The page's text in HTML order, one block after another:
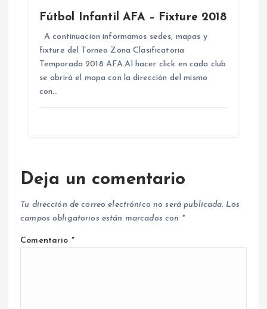
Fútbol Infantil AFA – Fixture 2018
A continuacion informamos sedes, mapas y
fixture del Torneo Zona Clasificatoria
Temporada 2018 AFA.Al hacer click en cada club
se abrirá el mapa con la dirección del mismo
con…
Deja un comentario
Tu dirección de correo electrónico no será publicada. Los
campos obligatorios están marcados con *
Comentario *